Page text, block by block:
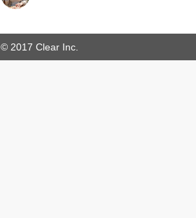
© 2017 Clear Inc.